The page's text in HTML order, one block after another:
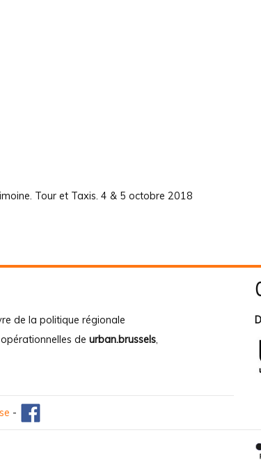
Tour et Taxis. 4 & 5 octobre 2018
de la politique régionale
de urban.brussels
-